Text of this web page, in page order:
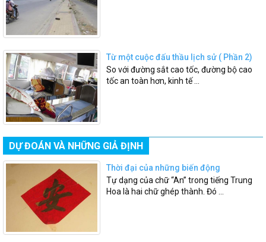
Từ một cuộc đấu thầu lịch sử ( Phần 2)
So với đường sắt cao tốc, đường bộ cao
tốc an toàn hơn, kinh tế ...
DỰ ĐOÁN VÀ NHỮNG GIẢ ĐỊNH
Thời đại của những biến động
Tự dạng của chữ “An” trong tiếng Trung
Hoa là hai chữ ghép thành. Đó ...